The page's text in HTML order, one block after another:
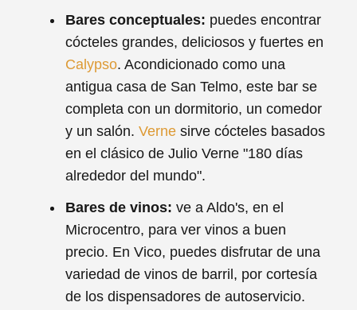
Bares conceptuales: puedes encontrar
cócteles grandes, deliciosos y fuertes en
Calypso. Acondicionado como una
antigua casa de San Telmo, este bar se
completa con un dormitorio, un comedor
y un salón. Verne sirve cócteles basados
en el clásico de Julio Verne "180 días
alrededor del mundo".
Bares de vinos: ve a Aldo's, en el
Microcentro, para ver vinos a buen
precio. En Vico, puedes disfrutar de una
variedad de vinos de barril, por cortesía
de los dispensadores de autoservicio.